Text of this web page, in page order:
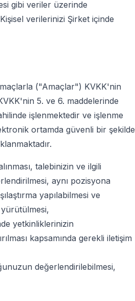
gibi veriler üzerinde
verilerinizi Şirket içinde
("Amaçlar") KVKK'nin
5. ve 6. maddelerinde
işlenmektedir ve işlenme
ortamda güvenli bir şekilde
talebinizin ve ilgili
aynı pozisyona
yapılabilmesi ve
yürütülmesi,
yetkinliklerinizin
kapsamında gerekli iletişim
değerlendirilebilmesi,